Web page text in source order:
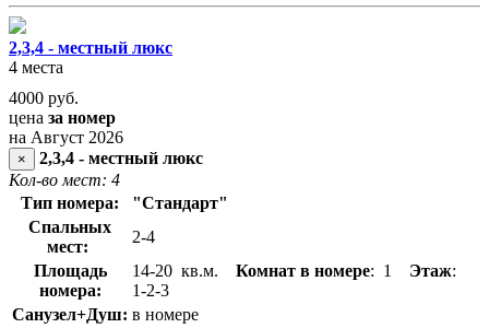
2,3,4 - местный люкс
4 места
4000 руб.
цена за номер
на Август 2026
×
2,3,4 - местный люкс
Кол-во мест: 4
Тип номера:
"Стандарт"
Спальных
мест:
2-4
Площадь
номера:
14-20 кв.м. Комнат в номере: 1 Этаж:
1-2-3
Санузел+Душ: в номере